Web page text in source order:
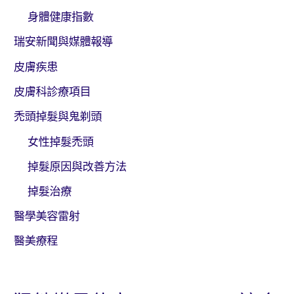
身體健康指數
瑞安新聞與媒體報導
皮膚疾患
皮膚科診療項目
禿頭掉髮與鬼剃頭
女性掉髮禿頭
掉髮原因與改善方法
掉髮治療
醫學美容雷射
醫美療程